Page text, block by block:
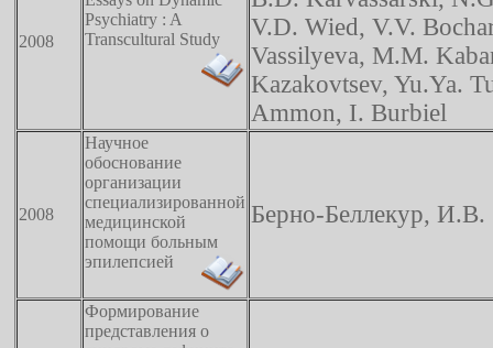
2008
Psychiatry : A
Transcultural Study
V.D. Wied, V.V.
Vassilyeva, M.M.
Kazakovtsev, Yu.Ya.
Ammon, I. Burbiel
2008
Научное
обоснование
организации
специализированной
медицинской
помощи больным
эпилепсией
Берно-Беллекур, И.В.
Формирование
представления о